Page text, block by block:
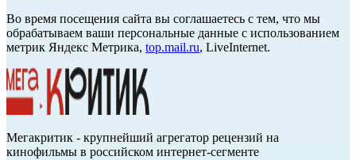
Во время посещения сайта вы соглашаетесь с тем, что мы
обрабатываем ваши персональные данные с использованием
метрик Яндекс Метрика, top.mail.ru, LiveInternet.
Мегакритик - крупнейший агрегатор рецензий на
кинофильмы в российском интернет-сегменте